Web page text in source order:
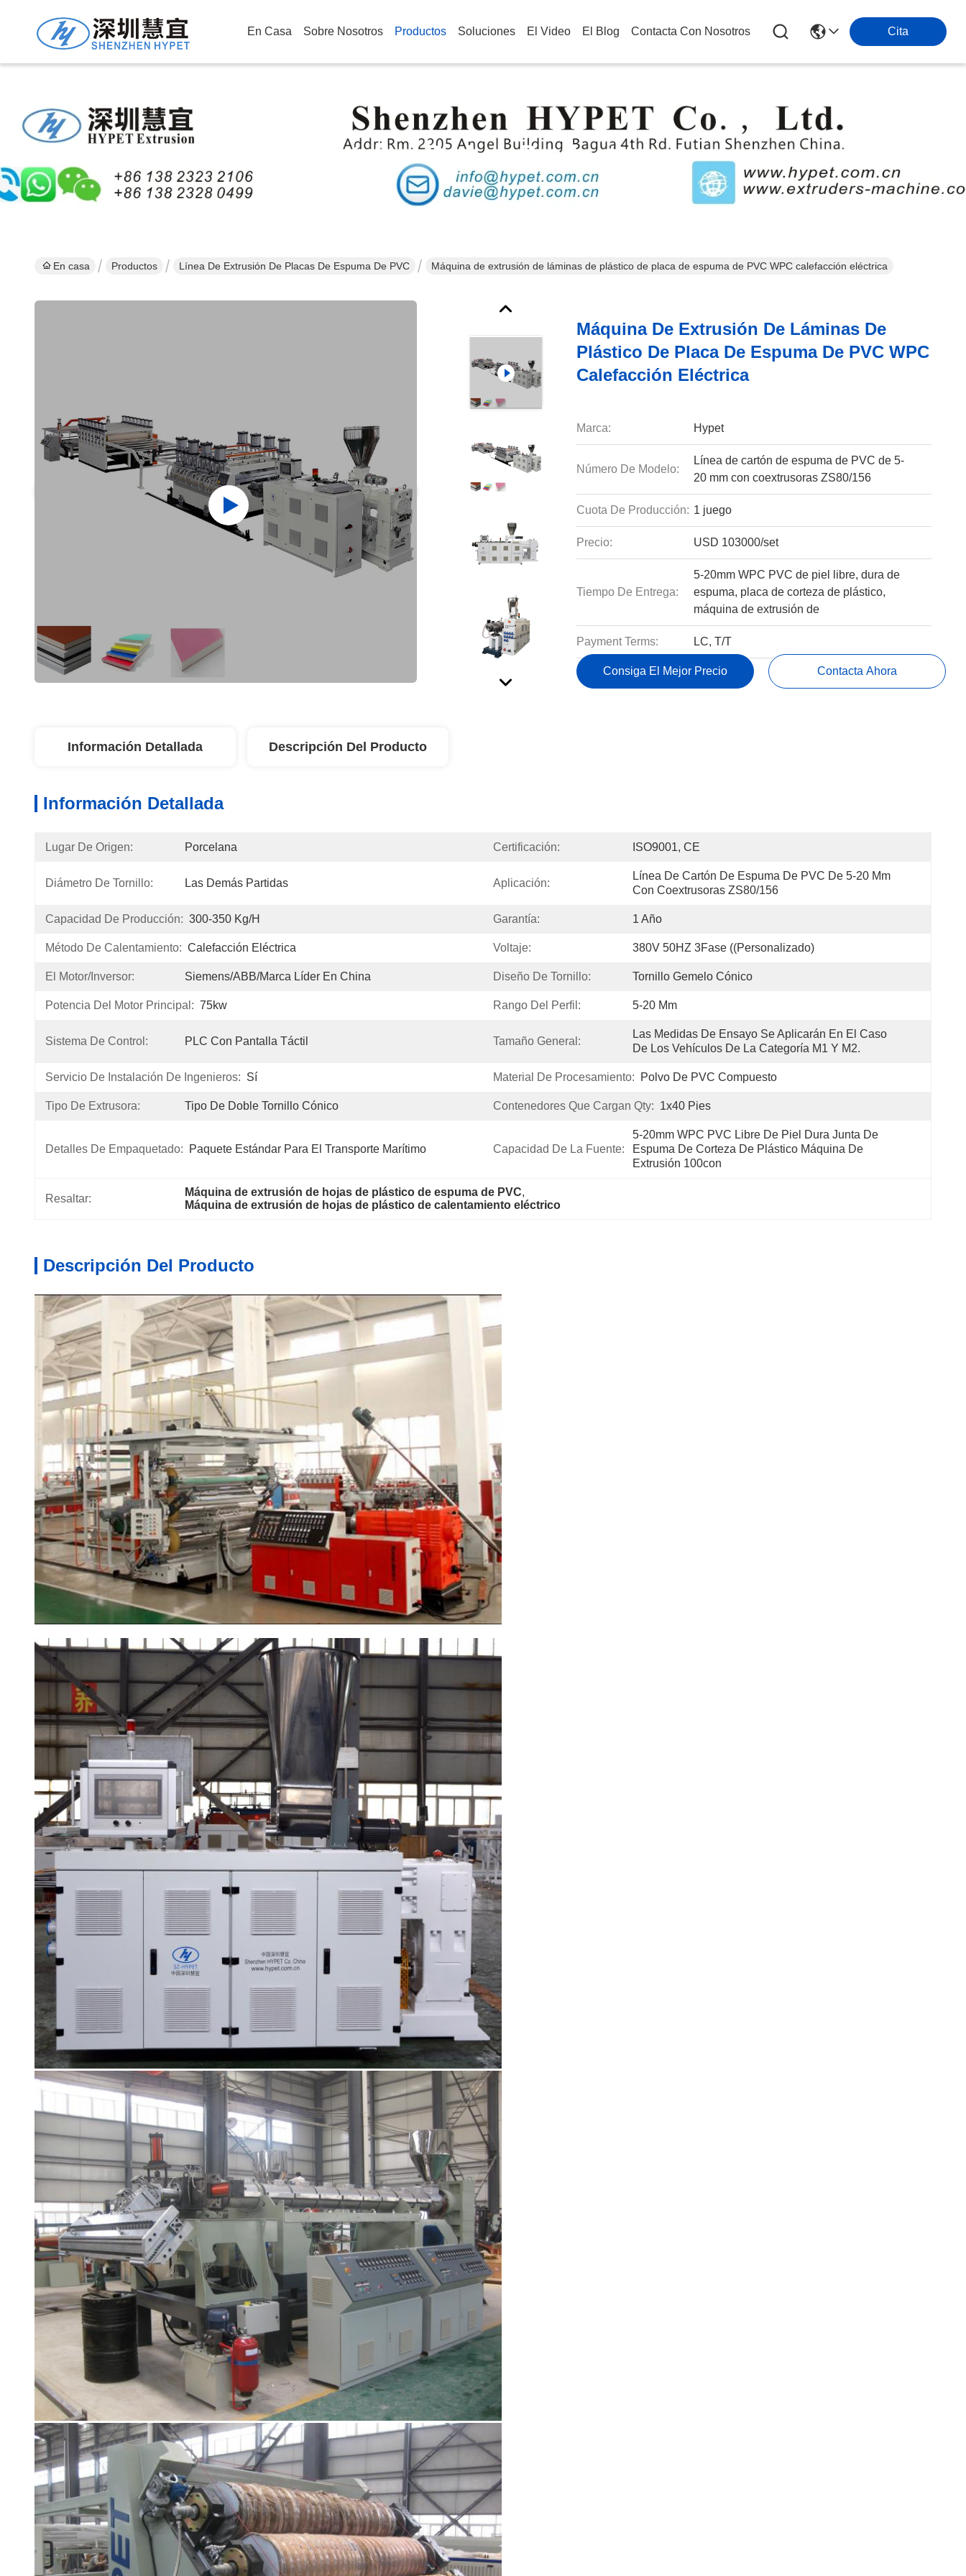
En Casa Sobre Nosotros Productos Soluciones El Video El Blog Contacta Con Nosotros Cita
Detalles De Los Productos
En casa Productos Línea De Extrusión De Placas De Espuma De PVC Máquina de extrusión de láminas de plástico de placa de espuma de PVC WPC calefacción eléctrica
Máquina De Extrusión De Láminas De
Plástico De Placa De Espuma De PVC WPC
Calefacción Eléctrica
Marca: Hypet
Número De Modelo:
Línea de cartón de espuma de PVC de 5-
20 mm con coextrusoras ZS80/156
Cuota De Producción: 1 juego
Precio: USD 103000/set
Tiempo De Entrega:
5-20mm WPC PVC de piel libre, dura de
espuma, placa de corteza de plástico,
máquina de extrusión de
Payment Terms: LC, T/T
Consiga El Mejor Precio Contacta Ahora
Información Detallada Descripción Del Producto
Información Detallada
Lugar De Origen: Porcelana Certificación: ISO9001, CE
Diámetro De Tornillo: Las Demás Partidas Aplicación:
Línea De Cartón De Espuma De PVC De 5-20 Mm
Con Coextrusoras ZS80/156
Capacidad De Producción: 300-350 Kg/h Garantía: 1 Año
Método De Calentamiento: Calefacción Eléctrica Voltaje: 380V 50HZ 3Fase ((Personalizado)
El Motor/inversor: Siemens/ABB/Marca Líder En China Diseño De Tornillo: Tornillo Gemelo Cónico
Potencia Del Motor Principal: 75kw Rango Del Perfil: 5-20 Mm
Sistema De Control: PLC Con Pantalla Táctil Tamaño General:
Las Medidas De Ensayo Se Aplicarán En El Caso
De Los Vehículos De La Categoría M1 Y M2.
Servicio De Instalación De Ingenieros: Sí Material De Procesamiento: Polvo De PVC Compuesto
Tipo De Extrusora: Tipo De Doble Tornillo Cónico Contenedores Que Cargan Qty: 1x40 Pies
Detalles De Empaquetado: Paquete Estándar Para El Transporte Marítimo Capacidad De La Fuente:
5-20mm WPC PVC Libre De Piel Dura Junta De
Espuma De Corteza De Plástico Máquina De
Extrusión 100con
Resaltar:
Máquina de extrusión de hojas de plástico de espuma de PVC,
Máquina de extrusión de hojas de plástico de calentamiento eléctrico
Descripción Del Producto